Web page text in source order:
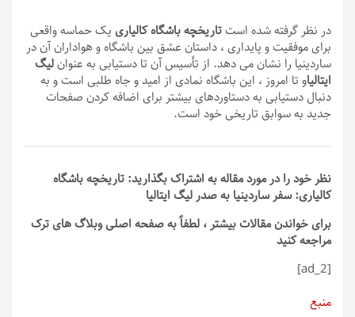
در نظر گرفته شده استتاریخچه باشگاه کالیاری یک حماسه واقعی
برای موفقیت و پایداری ، داستان عشق بین باشگاه و هواداران آن در
ساردینیا را نشان می دهد. از تأسیس آن تا دستیابی به عنوانلیگ
ایتالیاو تا امروز ، این باشگاه نمادی از امید و جاه طلبی است و به
دنبال دستیابی به دستاوردهای بیشتر برای اضافه کردن صفحات
جدید به سوابق تاریخی خود است.
نظر خود را در مورد مقاله به اشتراک بگذارید: تاریخچه باشگاه
کالیاری: سفر ساردینیا به صدر لیگ ایتالیا
برای خواندن مقالات بیشتر ، لطفاً به صفحه اصلی وبلاگ های ترک
مراجعه کنید
[ad_2]
منبع